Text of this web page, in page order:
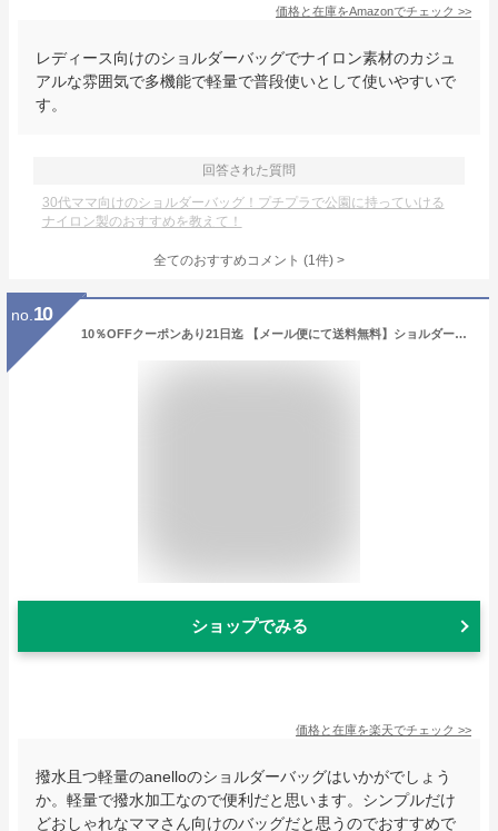
価格と在庫をAmazonでチェック >>
レディース向けのショルダーバッグでナイロン素材のカジュ
アルな雰囲気で多機能で軽量で普段使いとして使いやすいで
す。
回答された質問
30代ママ向けのショルダーバッグ！プチプラで公園に持っていける
ナイロン製のおすすめを教えて！
全てのおすすめコメント (1件) >
no. 10
10％OFFクーポンあり21日迄 【メール便にて送料無料】ショルダーバッグ ショルダー バッグ anello grande アネロ レディース 斜めがけ 大人 旅行 小さめ ナイロン おしゃれ 可愛い 軽い 軽量 カジュアル 撥水 はっ水 黒 ママバッグ バック
ショップでみる
価格と在庫を楽天でチェック >>
撥水且つ軽量のanelloのショルダーバッグはいかがでしょう
か。軽量で撥水加工なので便利だと思います。シンプルだけ
どおしゃれなママさん向けのバッグだと思うのでおすすめで